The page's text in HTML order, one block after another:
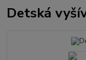
Detská